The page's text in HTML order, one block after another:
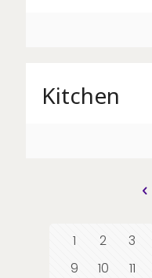
Kitchen
1 2 3
9
10 11